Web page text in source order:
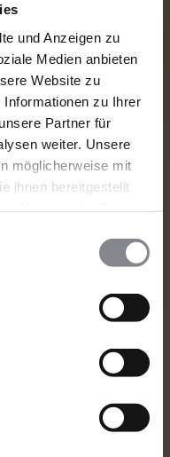
und Anzeigen zu
Medien anbieten
Website zu
zu Ihrer
Partner für
weiter. Unsere
möglicherweise mit
ihnen bereitgestellt